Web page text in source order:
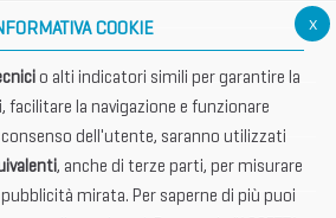
x
COOKIE
o alti indicatori simili per garantire la
la navigazione e funzionare
dell'utente, saranno utilizzati
, anche di terze parti, per misurare
mirata. Per saperne di più puoi